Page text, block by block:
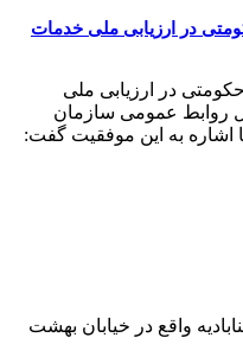
در ارزیابی ملی خدمات
در ارزیابی ملی
روابط عمومی سازمان
اشاره به این موفقیت گفت:
واقع در خیابان بهشت